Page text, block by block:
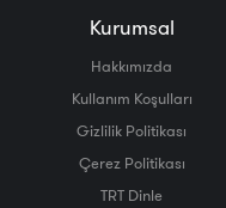
Kurumsal
Hakkımızda
Kullanım Koşulları
Gizlilik Politikası
Çerez Politikası
TRT Dinle